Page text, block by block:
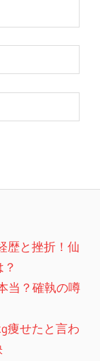
歴と挫折！仙
当？確執の噂
痩せたと言わ